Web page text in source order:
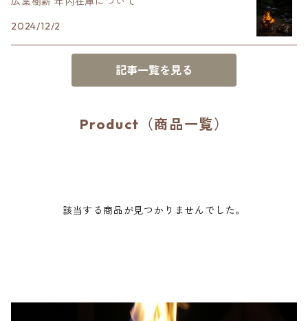
2024/12/2
記事一覧を見る
Product（商品一覧）
該当する商品が見つかりませんでした。